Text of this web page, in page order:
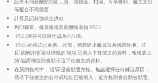
設有不同薪酬類別如工資、強積金、扣減、可享權利、僱主支出
等配合不同需要
計算及記錄強積金供款
列印糧單、僱員報稅及薪酬報表如IR56B
IR56B現在可以匯岀成為XML檔。
IR56G的格式已更新。此前，倘若終止僱員設為借調外地、並
且"薪酬詳情"索引標籤的"稅項"已填入下任僱主的資料，報稅表上
的"借調"欄位則會顯示這下任僱主的資料。
在新的格式中，"借調"是個點選方格。無論選擇任何離港原因，
倘若下任僱主的名稱或地址已被填入，這方格則會自動被點選。